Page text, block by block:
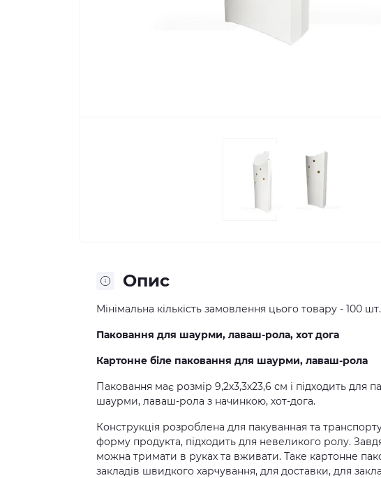
Опис
Мінімальна кількість замовлення цього товару - 100 шт.
Паковання для шаурми, лаваш-рола, хот дога
Картонне біле паковання для шаурми, лаваш-рола
Паковання має розмір 9,2х3,3х23,6 см і підходить для
шаурми, лаваш-рола з начинкою, хот-дога.
Конструкція розроблена для пакуванная та
форму продукта, підходить для невеликого ролу.
можна тримати в руках та вживати. Таке картонне
закладів швидкого харчування, для доставки, для